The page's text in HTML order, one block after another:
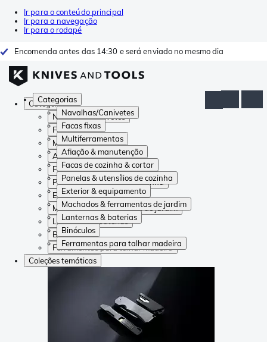
Ir para o conteúdo principal
Ir para a navegação
Ir para o rodapé
Encomenda antes das 14:30 e será enviado no mesmo dia
Categorias
Navalhas/Canivetes
Facas fixas
Multiferramentas
Afiação & manutenção
Facas de cozinha & cortar
Panelas & utensílios de cozinha
Exterior & equipamento
Machados & ferramentas de jardim
Lanternas & baterias
Binóculos
Ferramentas para talhar madeira
Categorias
Navalhas/Canivetes
Facas fixas
Multiferramentas
Afiação & manutenção
Facas de cozinha & cortar
Panelas & utensílios de cozinha
Exterior & equipamento
Machados & ferramentas de jardim
Lanternas & baterias
Binóculos
Ferramentas para talhar madeira
Coleções temáticas